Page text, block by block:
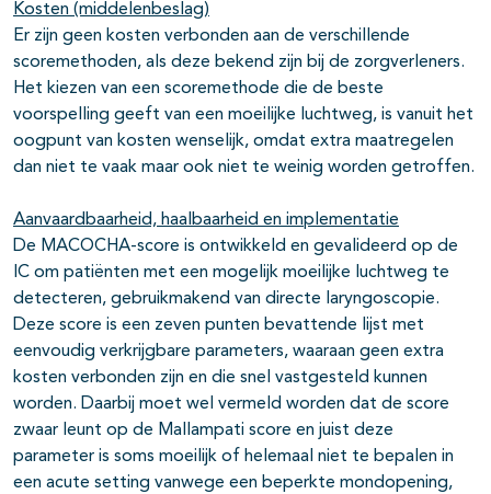
Kosten (middelenbeslag)
Er zijn geen kosten verbonden aan de verschillende
scoremethoden, als deze bekend zijn bij de zorgverleners.
Het kiezen van een scoremethode die de beste
voorspelling geeft van een moeilijke luchtweg, is vanuit het
oogpunt van kosten wenselijk, omdat extra maatregelen
dan niet te vaak maar ook niet te weinig worden getroffen.
Aanvaardbaarheid, haalbaarheid en implementatie
De MACOCHA-score is ontwikkeld en gevalideerd op de
IC om patiënten met een mogelijk moeilijke luchtweg te
detecteren, gebruikmakend van directe laryngoscopie.
Deze score is een zeven punten bevattende lijst met
eenvoudig verkrijgbare parameters, waaraan geen extra
kosten verbonden zijn en die snel vastgesteld kunnen
worden. Daarbij moet wel vermeld worden dat de score
zwaar leunt op de Mallampati score en juist deze
parameter is soms moeilijk of helemaal niet te bepalen in
een acute setting vanwege een beperkte mondopening,